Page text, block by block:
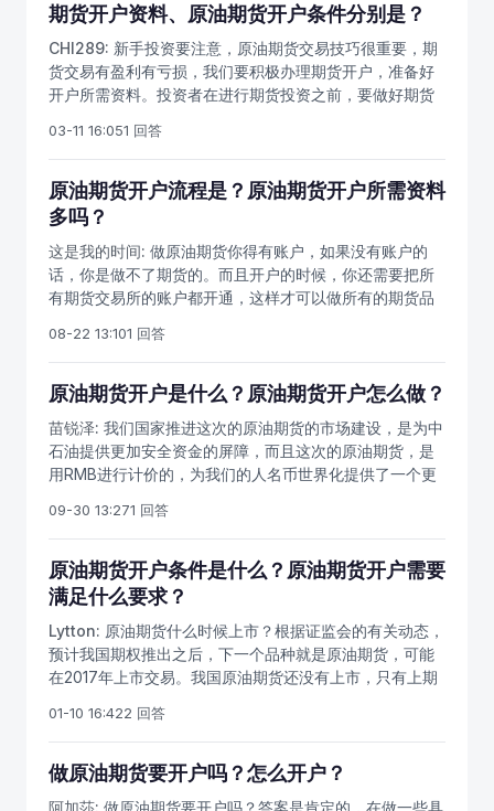
一定的局限性，投资不归证监会直接监管，国内的现货交
易所也比较多，比较乱，投资者很是为难具体选哪家开
户。
油期货是国际化期货品种，境外人士也可以投资，原油期
原油期货开户去哪里？首先要选择期货公司。我国原油期
货即将在上期所子公司上期能源上市交易，必须是能源中
心的会员期货公司，才具备办理原油期货开户的资格。原
油期货是我国第一个全球化期货品种，境内外投资者都可
属的上海国际能源交易中心上市，目前所有业务规则都已
发布，只等最后确定上市时间。2017年6月12日，上海期
货交易所发布了关于上海国际能源交易中心受理客户申请
交易编码的通知。期货手续费最低多少？散户也能开0佣金
期货账户，所有商品期货品种只收交易所手续费，量大有
交易所手续费返还。
期货开户资料、原油期货开户条件分别是？
CHI289: 新手投资要注意，原油期货交易技巧很重要，期
货交易有盈利有亏损，我们要积极办理期货开户，准备好
开户所需资料。投资者在进行期货投资之前，要做好期货
油期货是商品期货的一种，主要有燃料油期货，原油期
货，石油沥青期货等品种。开户是投资者准备原油期货上
市工作的第一步，期货开户后，需要多学习期货交易技
巧，做好原油期货投资准备。本文主要介绍如何办理期货
开户。商品期货开户所需资料：1、中华人民共和国居民身
份证原件(必须是二代身份证且年满18周岁)2、银期转账银
行(工行、农行、中行、建行、交行等开通银期转账业务)
原油期货开户条件：1、有期货账户且有10笔以上期货交易
经验，可以直接投资原油期货2、新手办理原油期货开户，
具备至少有10个交易日、20笔以上的股指期货模拟交易经
历、或者最近三年具有10笔以上商品期货交易成交记录且
开户资金不低于50万人民币；建议先做做商品期货，目的
是熟悉期货市场。
03-11 16:051 回答
原油期货开户流程是？原油期货开户所需资料
多吗？
这是我的时间: 做原油期货你得有账户，如果没有账户的
话，你是做不了期货的。而且开户的时候，你还需要把所
有期货交易所的账户都开通，这样才可以做所有的期货品
把深交所账户开通。那么原油期货怎么开户呢？首先大家
要找到一家专业的期货开户公司，这一点非常的重要。在
炒期货的时候，你需要使用到这家期货开户公司的软件。
期货帮助颇大。另外，专业的期货公司也会有专业的操盘
手，可以在盘中的时候指导大家做期货。做什么事情都最
好是有老师带着，专业的老师带着，你赚钱就容易多了。
而如果是一些小型期货公司的话，所具备的操盘手经验不
户。开户之后，保证你账户里面有50万以上的资金，这个
时候你就可以获得配资来炒原油期货了。那么开户的时候
要准备什么资料呢？期货开户的时候，第一个要准备身份
证，第二个就是银行卡了。只要这两种资料就可以了，开
户也非常的快，只要资料准备齐全，基本上半个小时就开
通了，你就可以买卖期货了。好了，有关于原油期货开户
流程问题就为大家介绍到这里了，感谢大家的阅读！
08-22 13:101 回答
原油期货开户是什么？原油期货开户怎么做？
苗锐泽: 我们国家推进这次的原油期货的市场建设，是为中
石油提供更加安全资金的屏障，而且这次的原油期货，是
用RMB进行计价的，为我们的人名币世界化提供了一个更
货业协会的相关风控指标。很多人对投资，所能承受的风
险还有心理状态都是不一样的，，按照相关的标准，使投
资者划分为C1-C5五个等级，原油期货属于风险等级比较
高的金融产品，一般来说适用于C4,C5等级的投资者。对
投资的准入条件来说，还是很高的。如果你只是自然投资
者的话，需要三有一无的条件，你如果是一般机构的顾客
的话，就需要四有一无的条件。当以上所有的条件都符合
要求的时候，开户的相关人员就会在现场采集你的个人信
息，并且在几个工作日之内完成审核，然后自己就可以申
要及时额进行原油期货的交易，可以卡准时间，这样就不
会让自己错过最佳的商机。原油期货相对来说风险还是很
09-30 13:271 回答
原油期货开户条件是什么？原油期货开户需要
满足什么要求？
Lytton: 原油期货什么时候上市？根据证监会的有关动态，
预计我国期权推出之后，下一个品种就是原油期货，可能
在2017年上市交易。我国原油期货还没有上市，只有上期
市的原油期货是国际化期货品种，境外人士也可以投资，
原油期货将可能成为中国金融市场首个最具吸引力的国际
品种。上海国际能源交易中心的知情人士消息称，中国原
01-10 16:422 回答
做原油期货要开户吗？怎么开户？
阿加莎: 做原油期货要开户吗？答案是肯定的，在做一些具